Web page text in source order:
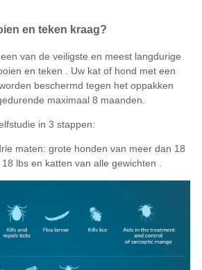
en teken kraag?
van de veiligste en meest langdurige
en teken . Uw kat of hond met een
beschermd tegen het oppakken
maximaal 8 maanden.
in 3 stappen:
maten: grote honden van meer dan 18
lbs en katten van alle gewichten